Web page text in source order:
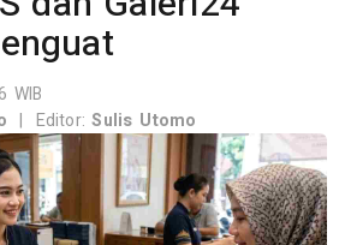
WIB
| Editor:Sulis Utomo